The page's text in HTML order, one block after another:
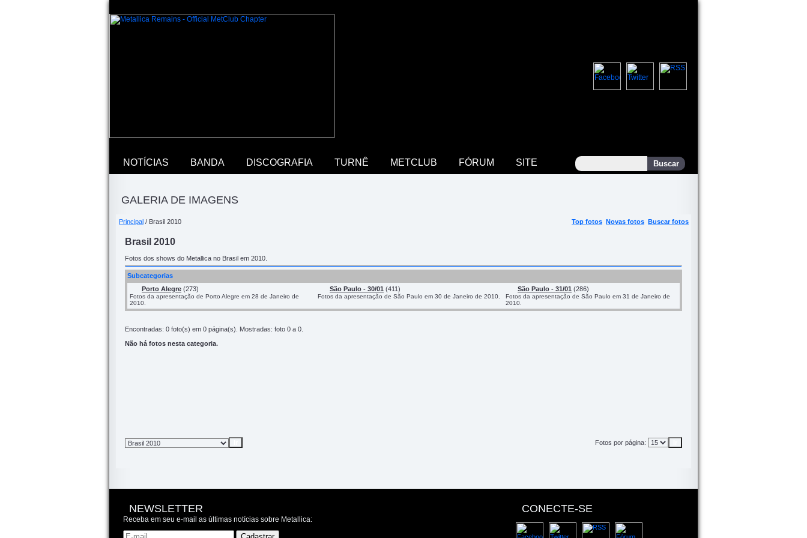
NOTÍCIAS BANDA DISCOGRAFIA TURNÊ METCLUB FÓRUM SITE
GALERIA DE IMAGENS
Principal / Brasil 2010 Top fotos Novas fotos Buscar fotos
Brasil 2010
Fotos dos shows do Metallica no Brasil em 2010.
Subcategorias
Porto Alegre (273)
Fotos da apresentação de Porto Alegre em 28 de Janeiro de
2010.
São Paulo - 30/01 (411)
Fotos da apresentação de São Paulo em 30 de Janeiro de 2010.
São Paulo - 31/01 (286)
Fotos da apresentação de São Paulo em 31 de Janeiro de
2010.
Encontradas: 0 foto(s) em 0 página(s). Mostradas: foto 0 a 0.
Não há fotos nesta categoria.
Fotos por página:
NEWSLETTER
Receba em seu e-mail as últimas notícias sobre Metallica:
CONECTE-SE